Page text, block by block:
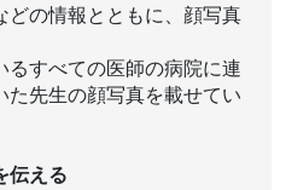
どの情報とともに、顔写真
すべての医師の病院に連
先生の顔写真を載せてい
伝える